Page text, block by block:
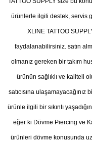
ürünlerle ilgili destek, servis
XLINE TATTOO
faydalanabilirsiniz. satın
olmanız gereken bir takım
ürünün sağlıklı ve kaliteli
satıcısına
ürünle ilgili bir sıkıntı
eğer ki Dövme Piercing ve
ürünleri dövme konusunda